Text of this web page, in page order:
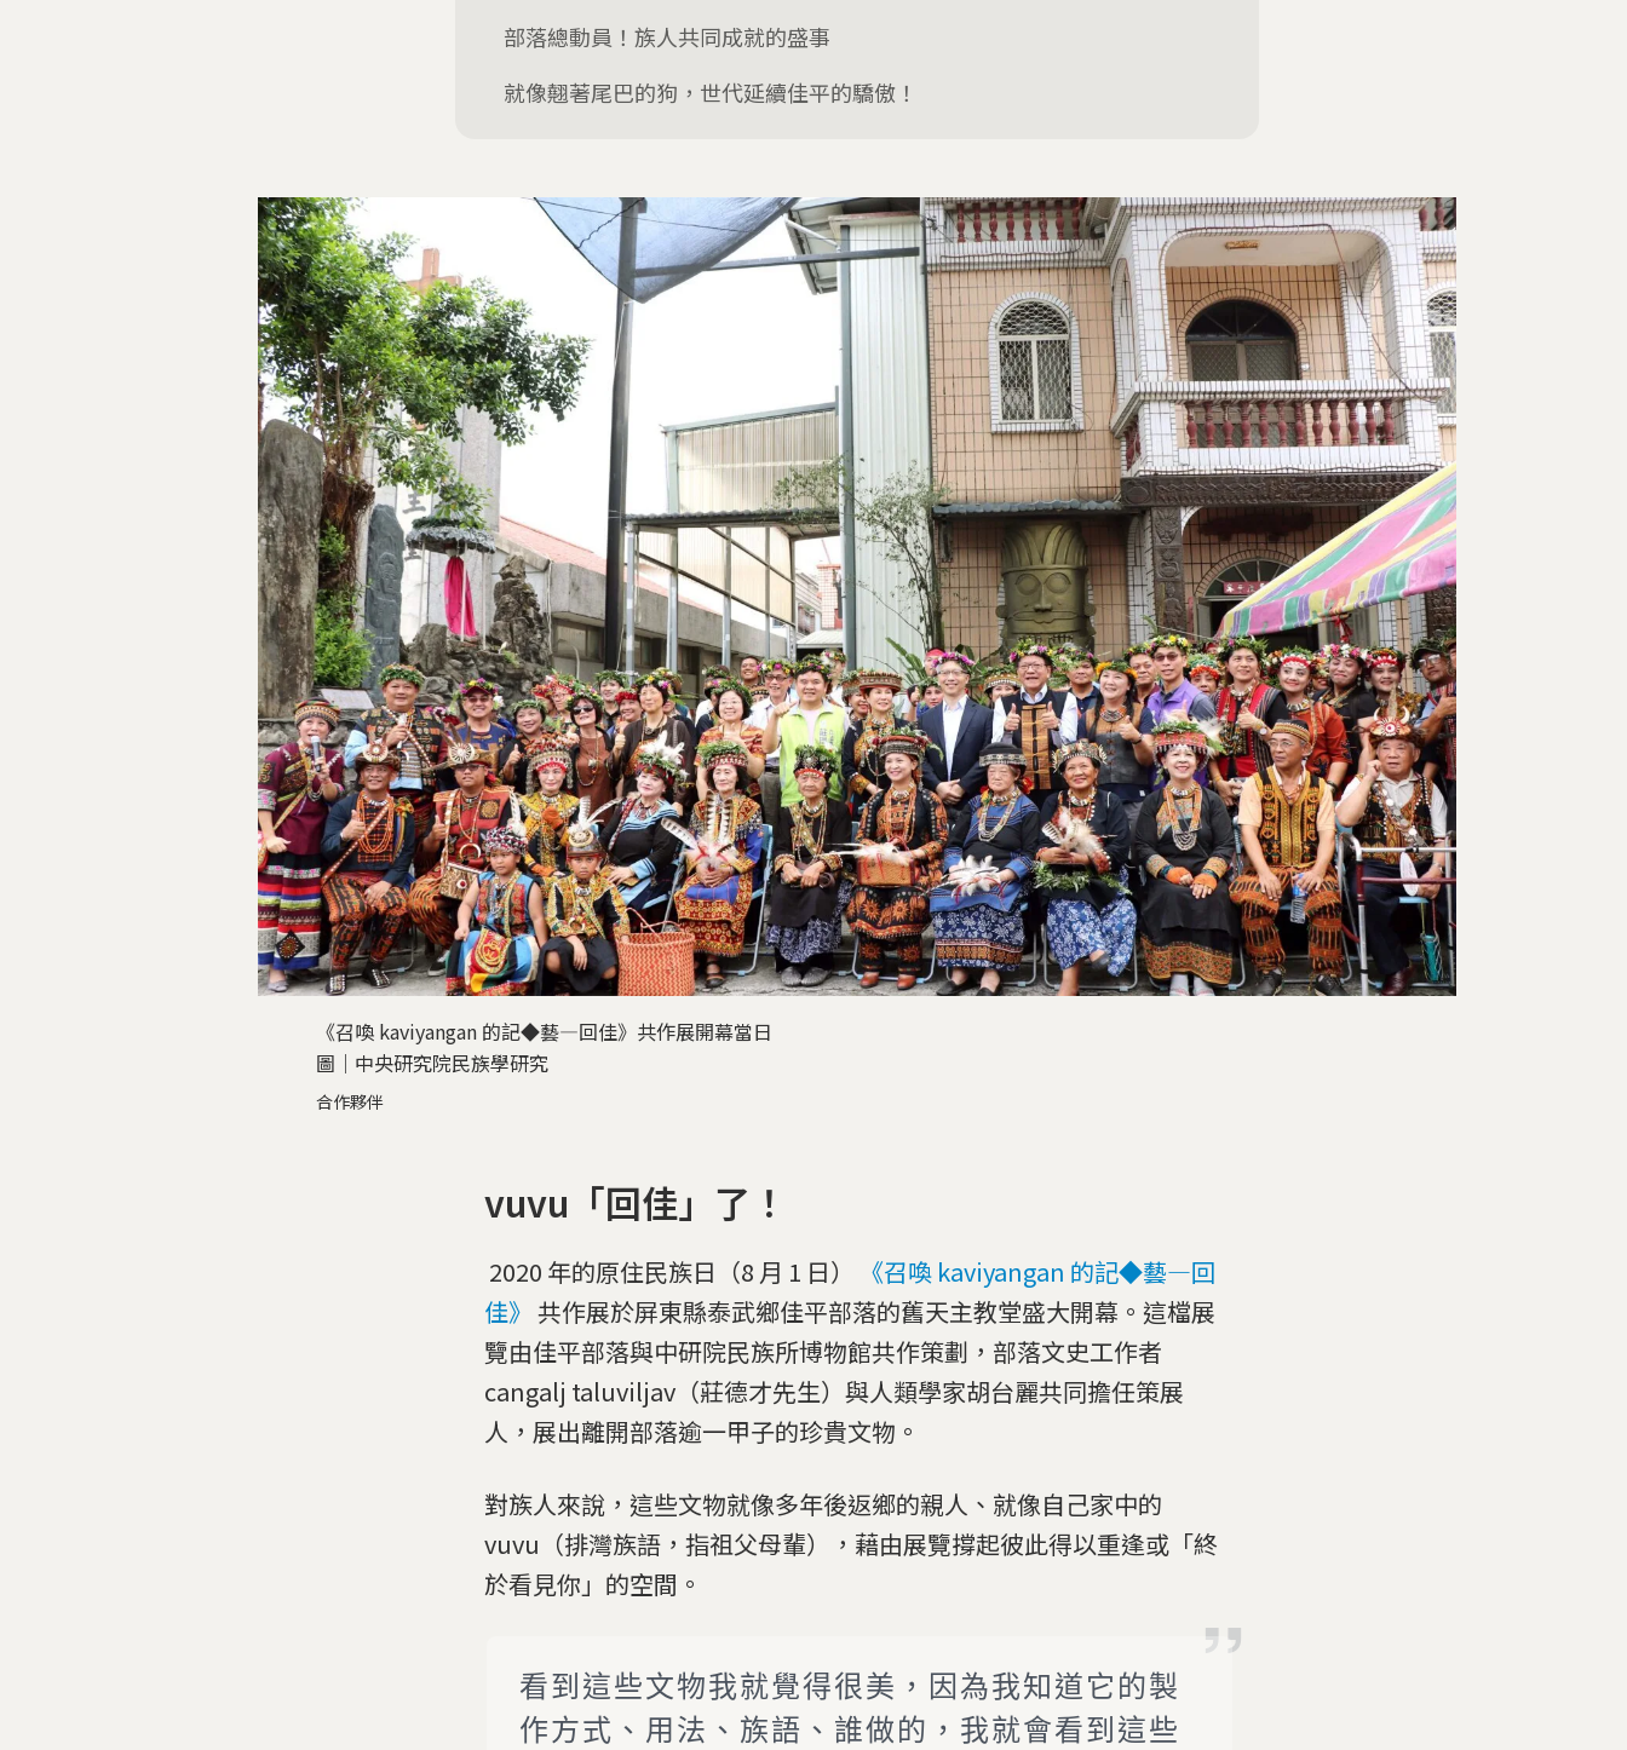
部落總動員！族人共同成就的盛事
就像翹著尾巴的狗，世代延續佳平的驕傲！
《召喚 kaviyangan 的記◆藝—回佳》共作展開幕當日
圖｜中央研究院民族學研究
合作夥伴
vuvu「回佳」了！
2020 年的原住民族日（8 月 1 日）
《召喚 kaviyangan 的記◆藝—回
佳》 共作展於屏東縣泰武鄉佳平部落的舊天主教堂盛大開幕。這檔展
覽由佳平部落與中研院民族所博物館共作策劃，部落文史工作者
cangalj taluviljav（莊德才先生）與人類學家胡台麗共同擔任策展
人，展出離開部落逾一甲子的珍貴文物。
對族人來說，這些文物就像多年後返鄉的親人、就像自己家中的
vuvu（排灣族語，指祖父母輩），藉由展覽撐起彼此得以重逢或「終
於看見你」的空間。
看到這些文物我就覺得很美，因為我知道它的製
作方式、用法、族語、誰做的，我就會看到這些